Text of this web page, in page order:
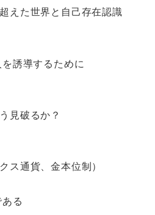
た世界と自己存在認識
誘導するために
見破るか？
ス通貨、金本位制）
る